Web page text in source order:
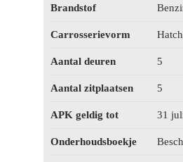
Brandstof
Carrosserievorm
Aantal deuren 5
Aantal zitplaatsen 5
APK geldig tot 31
Onderhoudsboekje